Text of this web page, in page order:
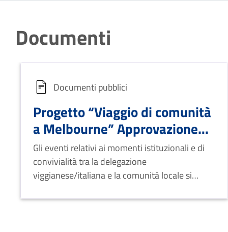
Documenti
Documenti pubblici
Progetto “Viaggio di comunità
a Melbourne” Approvazione
Avviso Pubblico
Gli eventi relativi ai momenti istituzionali e di
convivialità tra la delegazione
viggianese/italiana e la comunità locale si